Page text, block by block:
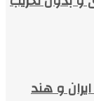
و هند